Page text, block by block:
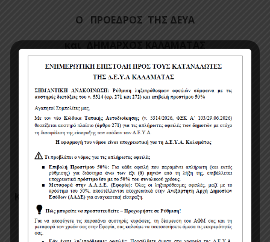
Ο ΠΡΟΕΔΡΟΣ ΤΗΣ ΔΕΥΑ
ΑΘΑΝΑΣΙΟΣ ΒΑΣΙΛΟΠΟΥΛΟΣ
Κοινοποίηση
ΚΗΜΔΗΣ